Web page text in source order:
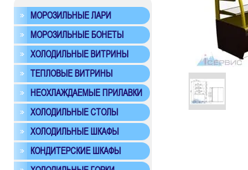
МОРОЗИЛЬНЫЕ ЛАРИ
МОРОЗИЛЬНЫЕ БОНЕТЫ
ХОЛОДИЛЬНЫЕ ВИТРИНЫ
ТЕПЛОВЫЕ ВИТРИНЫ
НЕОХЛАЖДАЕМЫЕ ПРИЛАВКИ
ХОЛОДИЛЬНЫЕ СТОЛЫ
ХОЛОДИЛЬНЫЕ ШКАФЫ
КОНДИТЕРСКИЕ ШКАФЫ